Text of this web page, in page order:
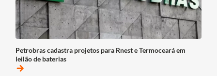
Petrobras cadastra projetos para Rnest e Termoceará em
leilão de baterias
arrow_forward